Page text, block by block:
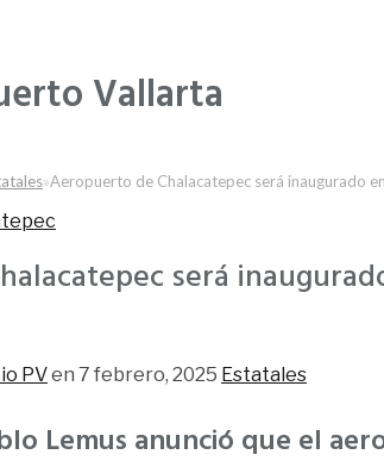
Vallarta
»Aeropuerto de Chalacatepec será inaugurado
será
PVen 7 febrero, 2025 Estatales
Lemus anunció que el